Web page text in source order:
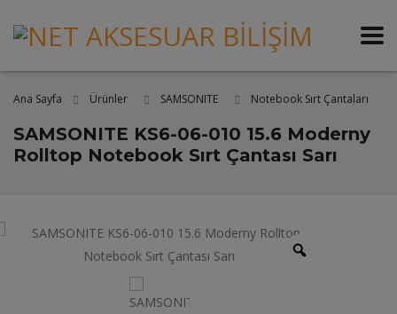
Ana Sayfa Ürünler SAMSONITE Notebook Sırt Çantaları
SAMSONITE KS6-06-010 15.6 Moderny
Rolltop Notebook Sırt Çantası Sarı